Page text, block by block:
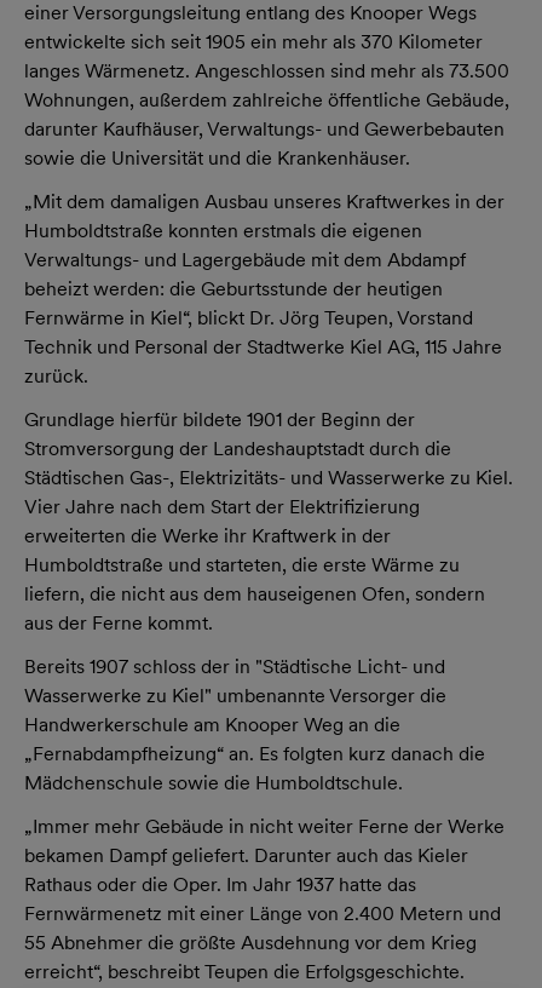
einer Versorgungsleitung entlang des Knooper Wegs
entwickelte sich seit 1905 ein mehr als 370 Kilometer
langes Wärmenetz. Angeschlossen sind mehr als 73.500
Wohnungen, außerdem zahlreiche öffentliche Gebäude,
darunter Kaufhäuser, Verwaltungs- und Gewerbebauten
sowie die Universität und die Krankenhäuser.
„Mit dem damaligen Ausbau unseres Kraftwerkes in der
Humboldtstraße konnten erstmals die eigenen
Verwaltungs- und Lagergebäude mit dem Abdampf
beheizt werden: die Geburtsstunde der heutigen
Fernwärme in Kiel“, blickt Dr. Jörg Teupen, Vorstand
Technik und Personal der Stadtwerke Kiel AG, 115 Jahre
zurück.
Grundlage hierfür bildete 1901 der Beginn der
Stromversorgung der Landeshauptstadt durch die
Städtischen Gas-, Elektrizitäts- und Wasserwerke zu Kiel.
Vier Jahre nach dem Start der Elektrifizierung
erweiterten die Werke ihr Kraftwerk in der
Humboldtstraße und starteten, die erste Wärme zu
liefern, die nicht aus dem hauseigenen Ofen, sondern
aus der Ferne kommt.
Bereits 1907 schloss der in "Städtische Licht- und
Wasserwerke zu Kiel" umbenannte Versorger die
Handwerkerschule am Knooper Weg an die
„Fernabdampfheizung“ an. Es folgten kurz danach die
Mädchenschule sowie die Humboldtschule.
„Immer mehr Gebäude in nicht weiter Ferne der Werke
bekamen Dampf geliefert. Darunter auch das Kieler
Rathaus oder die Oper. Im Jahr 1937 hatte das
Fernwärmenetz mit einer Länge von 2.400 Metern und
55 Abnehmer die größte Ausdehnung vor dem Krieg
erreicht“, beschreibt Teupen die Erfolgsgeschichte.